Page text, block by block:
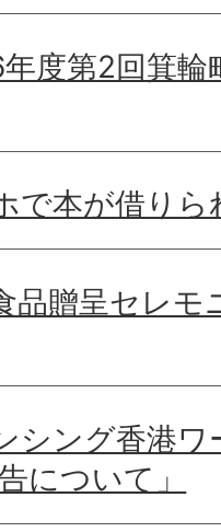
度第2回箕
で本が借りら
品贈呈セレモ
シング香港
について」